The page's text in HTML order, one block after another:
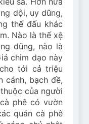
dội, uy dũng,
thế đấu khác
Nào là thế xệ
dũng, nào là
chim dạo này
tới cả triệu
cánh, bạch đề,
của người
phê có vườn
quán cà phê